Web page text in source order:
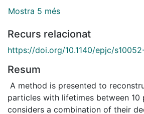
Mostra 5 més
Recurs relacionat
https://doi.org/10.1140/epjc/
Resum
A method is presented to
particles with lifetimes between 10
considers a combination of their